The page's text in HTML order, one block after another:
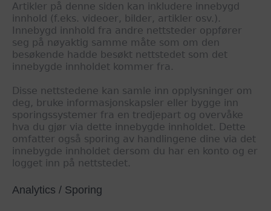
Artikler på denne siden kan inkludere innebygd
innhold (f.eks. videoer, bilder, artikler osv.).
Innebygd innhold fra andre nettsteder oppfører
seg på nøyaktig samme måte som om den
besøkende hadde besøkt nettstedet som det
innebygde innholdet kommer fra.
Disse nettstedene kan samle inn opplysninger om
deg, bruke informasjonskapsler eller bygge inn
sporingssystemer fra en tredjepart og overvåke
hva du gjør via dette innebygde innholdet. Dette
omfatter også sporing av handlingene dine via det
innebygde innholdet dersom du har en konto og er
logget inn på nettstedet.
Analytics / Sporing